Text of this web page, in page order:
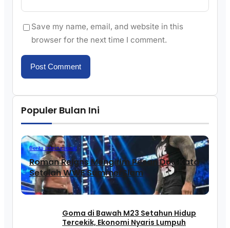
Save my name, email, and website in this
browser for the next time I comment.
Populer Bulan Ini
Berita Internasional
Roman Reigns Mengirim Pesan Dua Kata
Setelah WWE SummerSlam
Goma di Bawah M23 Setahun Hidup
Tercekik, Ekonomi Nyaris Lumpuh